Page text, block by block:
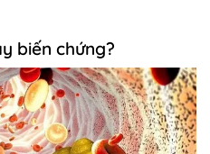
biến chứng?